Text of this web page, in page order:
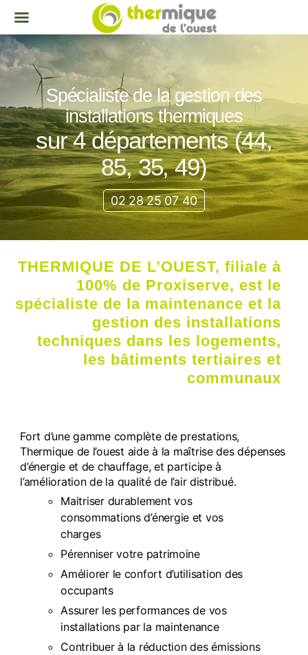
Spécialiste de la gestion des
installations thermiques
sur 4 départements (44,
85, 35, 49)
02 28 25 07 40
THERMIQUE DE L’OUEST, filiale à
100% de Proxiserve, est le
spécialiste de la maintenance et la
gestion des installations
techniques dans les logements,
les bâtiments tertiaires et
communaux
Fort d’une gamme complète de prestations,
Thermique de l’ouest aide à la maîtrise des dépenses
d’énergie et de chauffage, et participe à
l’amélioration de la qualité de l’air distribué.
Maitriser durablement vos
consommations d’énergie et vos
charges
Pérenniser votre patrimoine
Améliorer le confort d’utilisation des
occupants
Assurer les performances de vos
installations par la maintenance
Contribuer à la réduction des émissions